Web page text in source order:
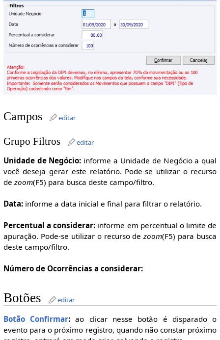
Campos editar
Grupo Filtros editar
Unidade de Negócio: informe a Unidade de Negócio a qual
você deseja gerar este relatório. Pode-se utilizar o recurso
de zoom(F5) para busca deste campo/filtro.
Data:informe a data inicial e final para filtrar o relatório.
Percentual a considerar: informe em percentual o limite de
apuração. Pode-se utilizar o recurso dezoom(F5) para busca
deste campo/filtro.
Número de Ocorrências a considerar:
Botões editar
Botão Confirmar: ao clicar nesse botão é disparado o
evento para o próximo registro, quando não constar próximo